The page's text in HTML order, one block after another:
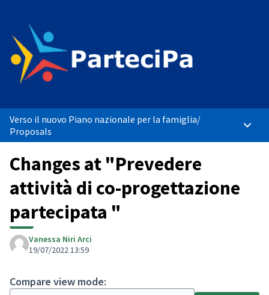
Verso il nuovo Piano nazionale per la famiglia/
Proposals
Main
Changes at "Prevedere
attività di co-progettazione
partecipata "
Vanessa Niri Arci
19/07/2022 13:59
Compare view mode: